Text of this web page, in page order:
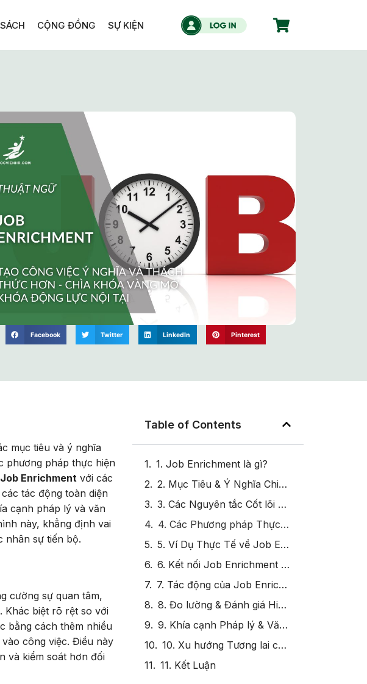
SÁCH CỘNG ĐỒNG SỰ KIỆN
Facebook Twitter LinkedIn Pinterest
mục tiêu và ý nghĩa
phương pháp thực hiện
Job Enrichment với các
tác động toàn diện
cạnh pháp lý và văn
này, khẳng định vai
nhân sự tiến bộ.
cường sự quan tâm,
Khác biệt rõ rệt so với
bằng cách thêm nhiều
vào công việc. Điều này
và kiểm soát hơn đối
Table of Contents
1. Job Enrichment là gì?
2. Mục Tiêu & Ý Nghĩa Chiến Lược của Job Enrichment
3. Các Nguyên tắc Cốt lõi của Job Enrichment
4. Các Phương pháp Thực hiện Job Enrichment
5. Ví Dụ Thực Tế về Job Enrichment
6. Kết nối Job Enrichment với Các Thuật ngữ Quan trọng
7. Tác động của Job Enrichment đến Tổ chức
8. Đo lường & Đánh giá Hiệu quả của Job Enrichment
9. Khía cạnh Pháp lý & Văn hóa
10. Xu hướng Tương lai của Job Enrichment
11. Kết Luận